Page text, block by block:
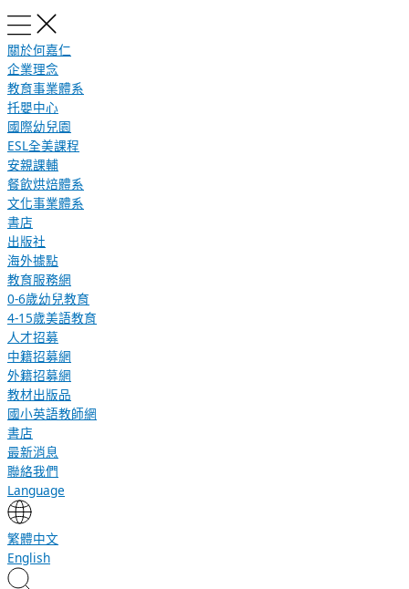
關於何嘉仁
企業理念
教育事業體系
托嬰中心
國際幼兒園
ESL全美課程
安親課輔
餐飲烘焙體系
文化事業體系
書店
出版社
海外據點
教育服務網
0-6歲幼兒教育
4-15歲美語教育
人才招募
中籍招募網
外籍招募網
教材出版品
國小英語教師網
書店
最新消息
聯絡我們
Language
繁體中文
English